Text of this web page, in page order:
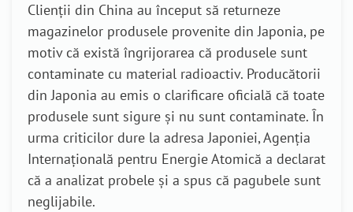
Clienții din China au început să returneze
magazinelor produsele provenite din Japonia, pe
motiv că există îngrijorarea că produsele sunt
contaminate cu material radioactiv. Producătorii
din Japonia au emis o clarificare oficială că toate
produsele sunt sigure și nu sunt contaminate. În
urma criticilor dure la adresa Japoniei, Agenția
Internațională pentru Energie Atomică a declarat
că a analizat probele și a spus că pagubele sunt
neglijabile.